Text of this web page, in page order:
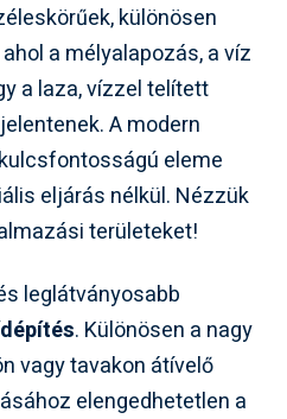
különösen
a mélyalapozás, a víz
a laza, vízzel telített
A modern
eleme
eljárás nélkül. Nézzük
területeket!
leglátványosabb
. Különösen a nagy
vagy tavakon átívelő
elengedhetetlen a